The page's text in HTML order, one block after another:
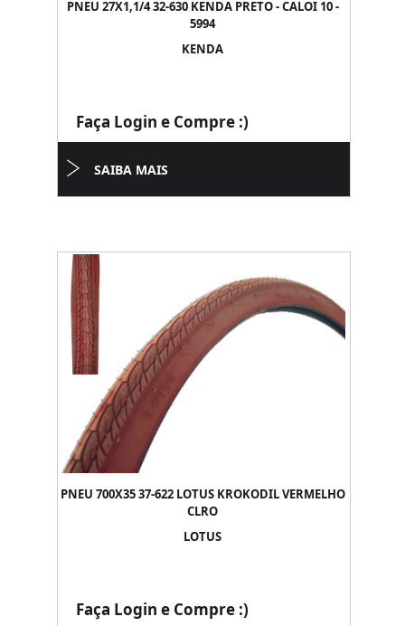
PNEU 27X1,1/4 32-630 KENDA PRETO - CALOI 10 -
5994
KENDA
Faça Login e Compre :)
SAIBA MAIS
PNEU 700X35 37-622 LOTUS KROKODIL VERMELHO
CLRO
LOTUS
Faça Login e Compre :)